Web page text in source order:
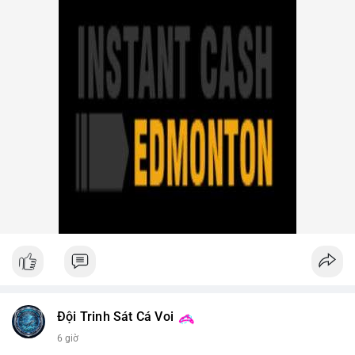
tượng. Trump Media hủy thỏa thuận kho dự trữ CRO trị giá
nhiều tỷ USD, khiến CRO giảm mạnh.
- Tổ chức & Công nghệ: Bybit khởi kiện Triều Tiên và Lazarus
Group vụ hack 1,5 tỷ USD, đã nhận lệnh đóng băng tài sản.
Circle mở rộng USDC lên OKX qua X Layer. BitGo IPO thành
công ở mức 18 USD/cổ phiếu, định giá 2 tỷ USD.
Nhà đầu tư nên theo dõi sát dòng tiền cá voi khi xuất hiện
nhiều giao dịch lớn (từ 4 BTC đến 210 BTC) trong ngày, ưu tiên
Xem chi tiết các bài viết đầy đủ tại dòng thời gian của Vlike.vn!
#ofacsanctions
Đội Trinh Sát Cá Voi
6 giờ